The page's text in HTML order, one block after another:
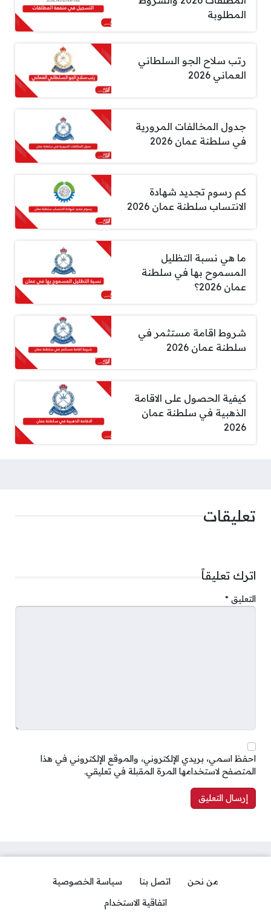
المطلوبة
رتب سلاح الجو السلطاني
العماني 2026
جدول المخالفات المرورية
في سلطنة عمان 2026
كم رسوم تجديد شهادة
الانتساب سلطنة عمان 2026
ما هي نسبة التظليل
المسموح بها في سلطنة
عمان 2026؟
شروط اقامة مستثمر في
سلطنة عمان 2026
كيفية الحصول على الاقامة
الذهبية في سلطنة عمان
2026
تعليقات
اترك تعليقاً
التعليق *
احفظ اسمي، بريدي الإلكتروني، والموقع الإلكتروني في هذا
المتصفح لاستخدامها المرة المقبلة في تعليقي.
من نحن اتصل بنا
سياسة الخصوصية
اتفاقية الاستخدام